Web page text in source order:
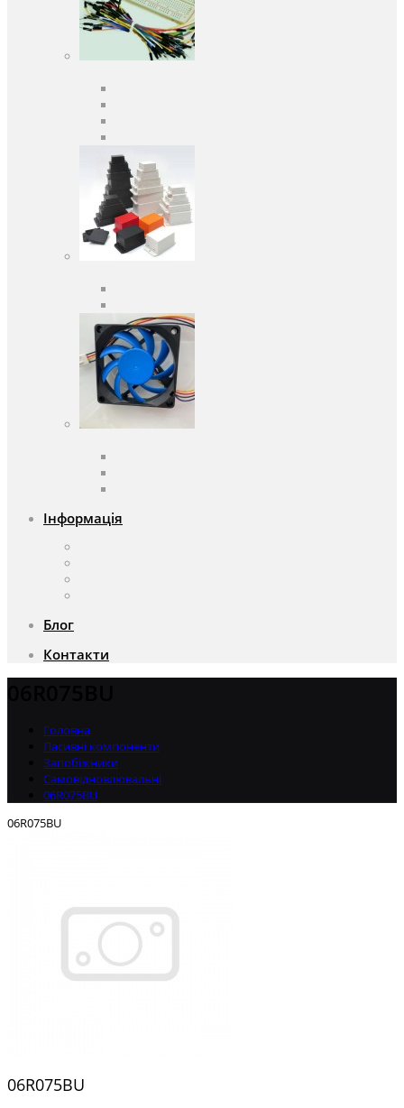
Інформація
Блог
Контакти
Головна
Пасивні компоненти
Запобіжники
Самовідновлювальні
06R075BU
06R075BU
06R075BU